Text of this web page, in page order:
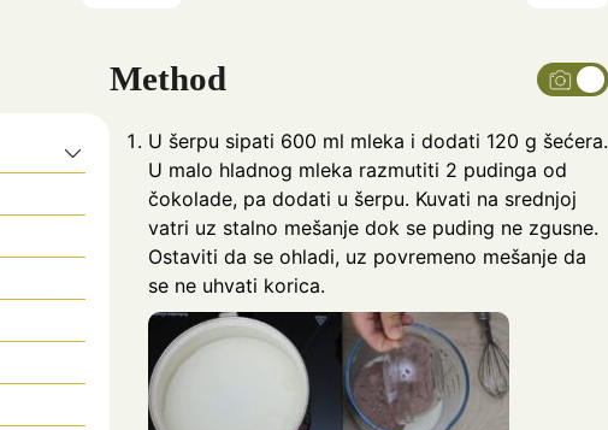
Method
U šerpu sipati 600 ml mleka i dodati 120 g šećera.
U malo hladnog mleka razmutiti 2 pudinga od
čokolade, pa dodati u šerpu. Kuvati na srednjoj
vatri uz stalno mešanje dok se puding ne zgusne.
Ostaviti da se ohladi, uz povremeno mešanje da
se ne uhvati korica.